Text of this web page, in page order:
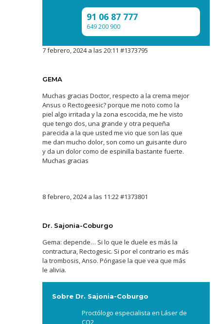
91 06 87 777
649 200 900
7 febrero, 2024 a las 20:11 #1373795
GEMA
Muchas gracias Doctor, respecto a la crema mejor
Ansus o Rectogeesic? porque me noto como la
piel algo irritada y la zona escocida, me he visto
que tengo dos, una grande y otra pequeña
parecida a la que usted me vio que son las que
me dan mucho dolor, son como un guisante duro
y da un dolor como de espinilla bastante fuerte.
Muchas gracias
8 febrero, 2024 a las 11:22#1373801
Dr. Sajonia-Coburgo
Gema: depende… Si lo que le duele es más la
contractura, Rectogesic. Si por el contrario es más
la trombosis, Anso. Póngase la que vea que más
le alivia.
Sobre Dr. Sajonia-Coburgo
Proctólogo especialista en Láser de
CO2